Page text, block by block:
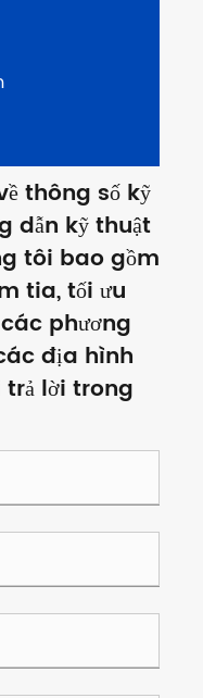
thông số kỹ
dẫn kỹ thuật
tôi bao gồm
tia, tối ưu
phương
địa hình
lời trong